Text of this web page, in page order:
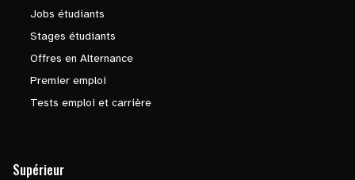
Jobs étudiants
Stages étudiants
Offres en Alternance
Premier emploi
Tests emploi et carrière
Supérieur